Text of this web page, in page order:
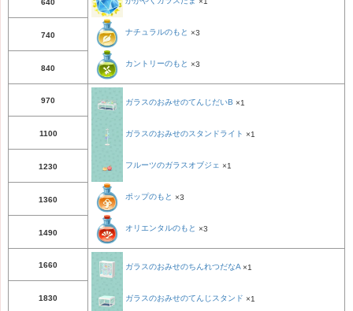
ナチュラルのもと ×3
カントリーのもと ×3
740
840
970 ガラスのおみせのてんじだいB ×1
ガラスのおみせのスタンドライト ×1
フルーツのガラスオブジェ ×1
ポップのもと ×3
オリエンタルのもと ×3
1100
1230
1360
1490
1660 ガラスのおみせのちんれつだなA ×1
ガラスのおみせのてんじスタンド ×1
1830